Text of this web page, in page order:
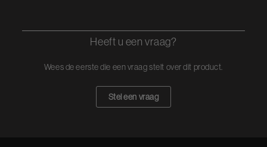
Heeft u een vraag?
Wees de eerste die een vraag stelt over dit product.
Stel een vraag